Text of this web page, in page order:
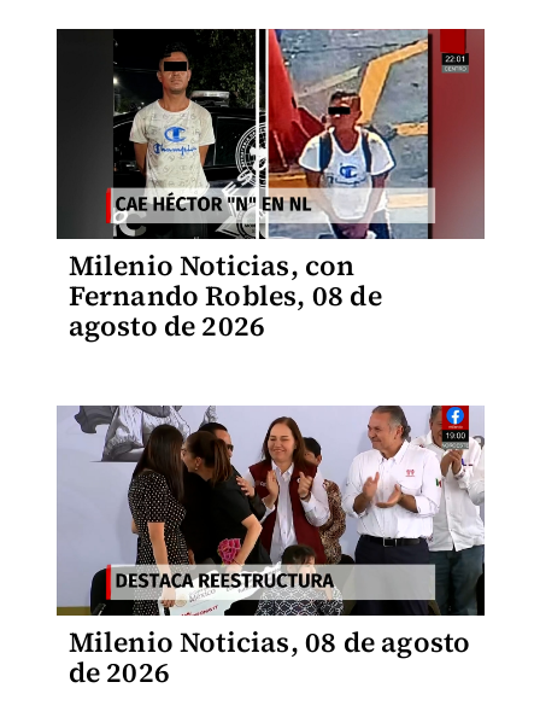
Milenio Noticias, con
Fernando Robles, 08 de
agosto de 2026
Milenio Noticias, 08 de agosto
de 2026